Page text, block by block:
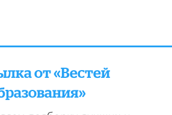
от «Вестей